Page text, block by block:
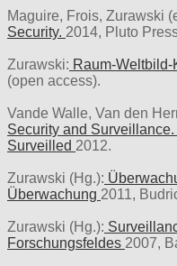
Maguire, Frois, Zurawski
Security. 2014, Pluto
Zurawski: Raum-Weltbild-
(open access).
Vande Walle, Van den
Security and
Surveilled 2012.
Zurawski (Hg.):
Überwachung 2011,
Zurawski (Hg.):
Forschungsfeldes 2007,